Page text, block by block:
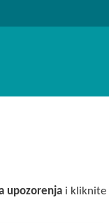
upozorenja i kliknite